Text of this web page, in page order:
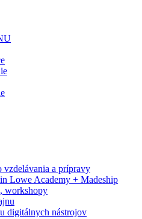
vzdelávania a prípravy
Lowe Academy + Madeship
workshopy
digitálnych nástrojov